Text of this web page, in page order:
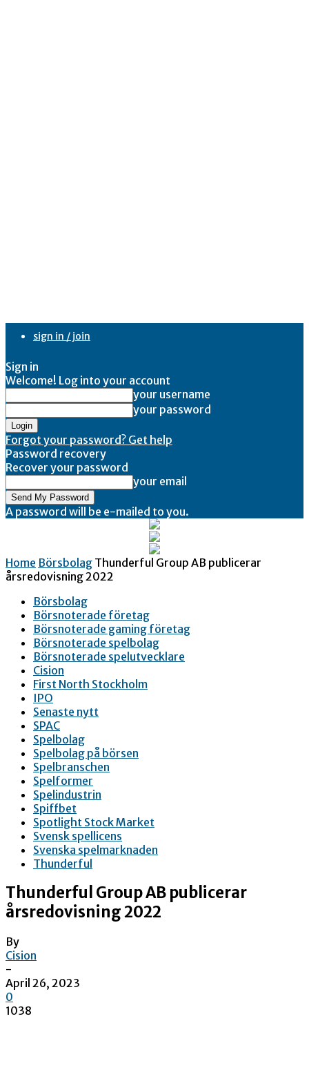
sign in / join
Sign in
Welcome! Log into your account
your username
your password
Forgot your password? Get help
Password recovery
Recover your password
your email
A password will be e-mailed to you.
Home Börsbolag Thunderful Group AB publicerar
årsredovisning 2022
Börsbolag
Börsnoterade företag
Börsnoterade gaming företag
Börsnoterade spelbolag
Börsnoterade spelutvecklare
Cision
First North Stockholm
IPO
Senaste nytt
SPAC
Spelbolag
Spelbolag på börsen
Spelbranschen
Spelformer
Spelindustrin
Spiffbet
Spotlight Stock Market
Svensk spellicens
Svenska spelmarknaden
Thunderful
Thunderful Group AB publicerar
årsredovisning 2022
By
Cision
-
April 26, 2023
0
1038